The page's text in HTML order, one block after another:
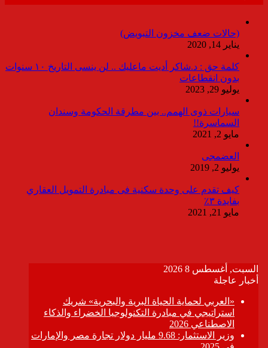
(حالات ضعف مخزون التبويض)
يناير 14, 2020
كلمة حق : د.شاكر أديت ماعليك .. لن ينسى التاريخ ١٠ سنوات
بدون انقطاعات
يوليو 29, 2023
سيارات ذوى الهمم.. بين مطرقة الحكومة وسندان
السماسرة!!
مايو 2, 2021
العضمجى
يوليو 2, 2019
كيف تقدم على وحدة سكنية فى مبادرة التمويل العقاري
بفايدة ٣٪
مايو 21, 2021